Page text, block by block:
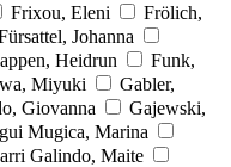
Frixou, Eleni
Frölich,
Johanna
Heidrun
Funk,
Miyuki
Gabler,
Giovanna
Gajewski,
Mugica, Marina
Galindo, Maite